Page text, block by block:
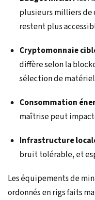
plusieurs milliers de
restent plus
Cryptomonnaie
diffère selon la
sélection de
Consommation
maîtrise peut
Infrastructure
bruit tolérable, et
Les équipements de
ordonnés en rigs faits